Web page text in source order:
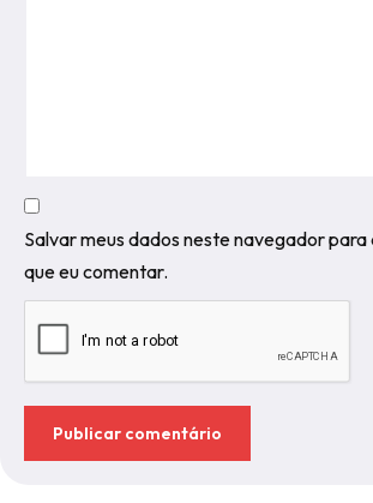
Salvar meus dados neste navegador para
que eu comentar.